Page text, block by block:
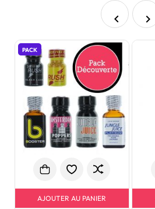
 
PACK
AJOUTER AU PANIER